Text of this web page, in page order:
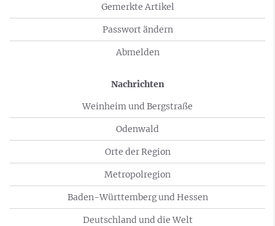
Gemerkte Artikel
Passwort ändern
Abmelden
Nachrichten
Weinheim und Bergstraße
Odenwald
Orte der Region
Metropolregion
Baden-Württemberg und Hessen
Deutschland und die Welt